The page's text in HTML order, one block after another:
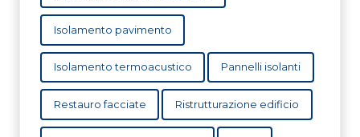
Isolamento pavimento
Isolamento termoacustico Pannelli isolanti
Restauro facciate Ristrutturazione edificio